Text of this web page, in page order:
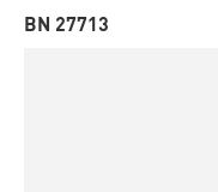
BN 27713